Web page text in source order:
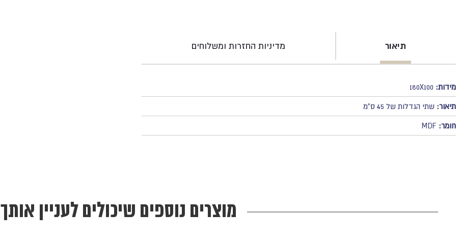
תיאור מדיניות החזרות ומשלוחים
מידות:
תיאור: שתי הגדלות של 45 ס"מ
חומר:
מוצרים נוספים שיכולים לעניין אותך